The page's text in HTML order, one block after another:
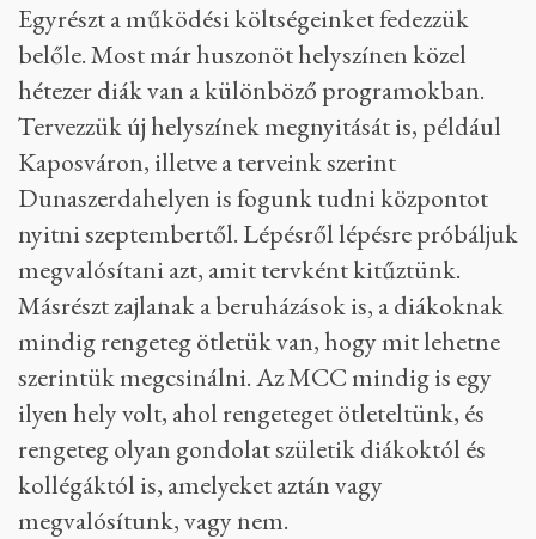
Egyrészt a működési költségeinket fedezzük
belőle. Most már huszonöt helyszínen közel
hétezer diák van a különböző programokban.
Tervezzük új helyszínek megnyitását is, például
Kaposváron, illetve a terveink szerint
Dunaszerdahelyen is fogunk tudni központot
nyitni szeptembertől. Lépésről lépésre próbáljuk
megvalósítani azt, amit tervként kitűztünk.
Másrészt zajlanak a beruházások is, a diákoknak
mindig rengeteg ötletük van, hogy mit lehetne
szerintük megcsinálni. Az MCC mindig is egy
ilyen hely volt, ahol rengeteget ötleteltünk, és
rengeteg olyan gondolat születik diákoktól és
kollégáktól is, amelyeket aztán vagy
megvalósítunk, vagy nem.